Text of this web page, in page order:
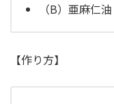
（B）亜麻仁
【作り方】